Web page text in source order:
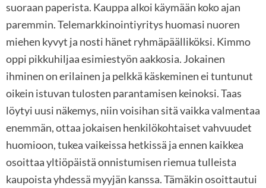
suoraan paperista. Kauppa alkoi käymään koko ajan
paremmin. Telemarkkinointiyritys huomasi nuoren
miehen kyvyt ja nosti hänet ryhmäpäälliköksi. Kimmo
oppi pikkuhiljaa esimiestyön aakkosia. Jokainen
ihminen on erilainen ja pelkkä käskeminen ei tuntunut
oikein istuvan tulosten parantamisen keinoksi. Taas
löytyi uusi näkemys, niin voisihan sitä vaikka valmentaa
enemmän, ottaa jokaisen henkilökohtaiset vahvuudet
huomioon, tukea vaikeissa hetkissä ja ennen kaikkea
osoittaa yltiöpäistä onnistumisen riemua tulleista
kaupoista yhdessä myyjän kanssa. Tämäkin osoittautui